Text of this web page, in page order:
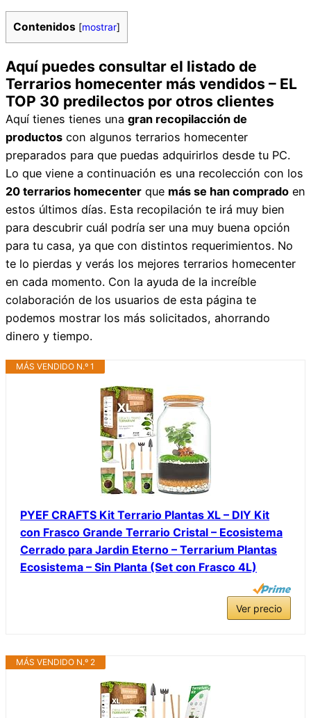
Contenidos [mostrar]
Aquí puedes consultar el listado de
Terrarios homecenter más vendidos – EL
TOP 30 predilectos por otros clientes
Aquí tienes tienes una gran recopilacción de
productos con algunos terrarios homecenter
preparados para que puedas adquirirlos desde tu PC.
Lo que viene a continuación es una recolección con los
20 terrarios homecenter que más se han comprado en
estos últimos días. Esta recopilación te irá muy bien
para descubrir cuál podría ser una muy buena opción
para tu casa, ya que con distintos requerimientos. No
te lo pierdas y verás los mejores terrarios homecenter
en cada momento. Con la ayuda de la increíble
colaboración de los usuarios de esta página te
podemos mostrar los más solicitados, ahorrando
dinero y tiempo.
MÁS VENDIDO N.º 1
PYEF CRAFTS Kit Terrario Plantas XL – DIY Kit
con Frasco Grande Terrario Cristal – Ecosistema
Cerrado para Jardin Eterno – Terrarium Plantas
Ecosistema – Sin Planta (Set con Frasco 4L)
Ver precio
MÁS VENDIDO N.º 2